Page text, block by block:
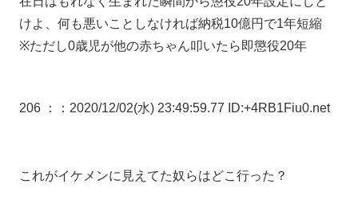
けよ、何も悪いことしなければ納税10億円で1年短縮
※ただし0歳児が他の赤ちゃん叩いたら即懲役20年
206 ： ：2020/12/02(水) 23:49:59.77 ID:+4RB1Fiu0.net
これがイケメンに見えてた奴らはどこ行った？